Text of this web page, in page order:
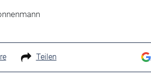
Teilen